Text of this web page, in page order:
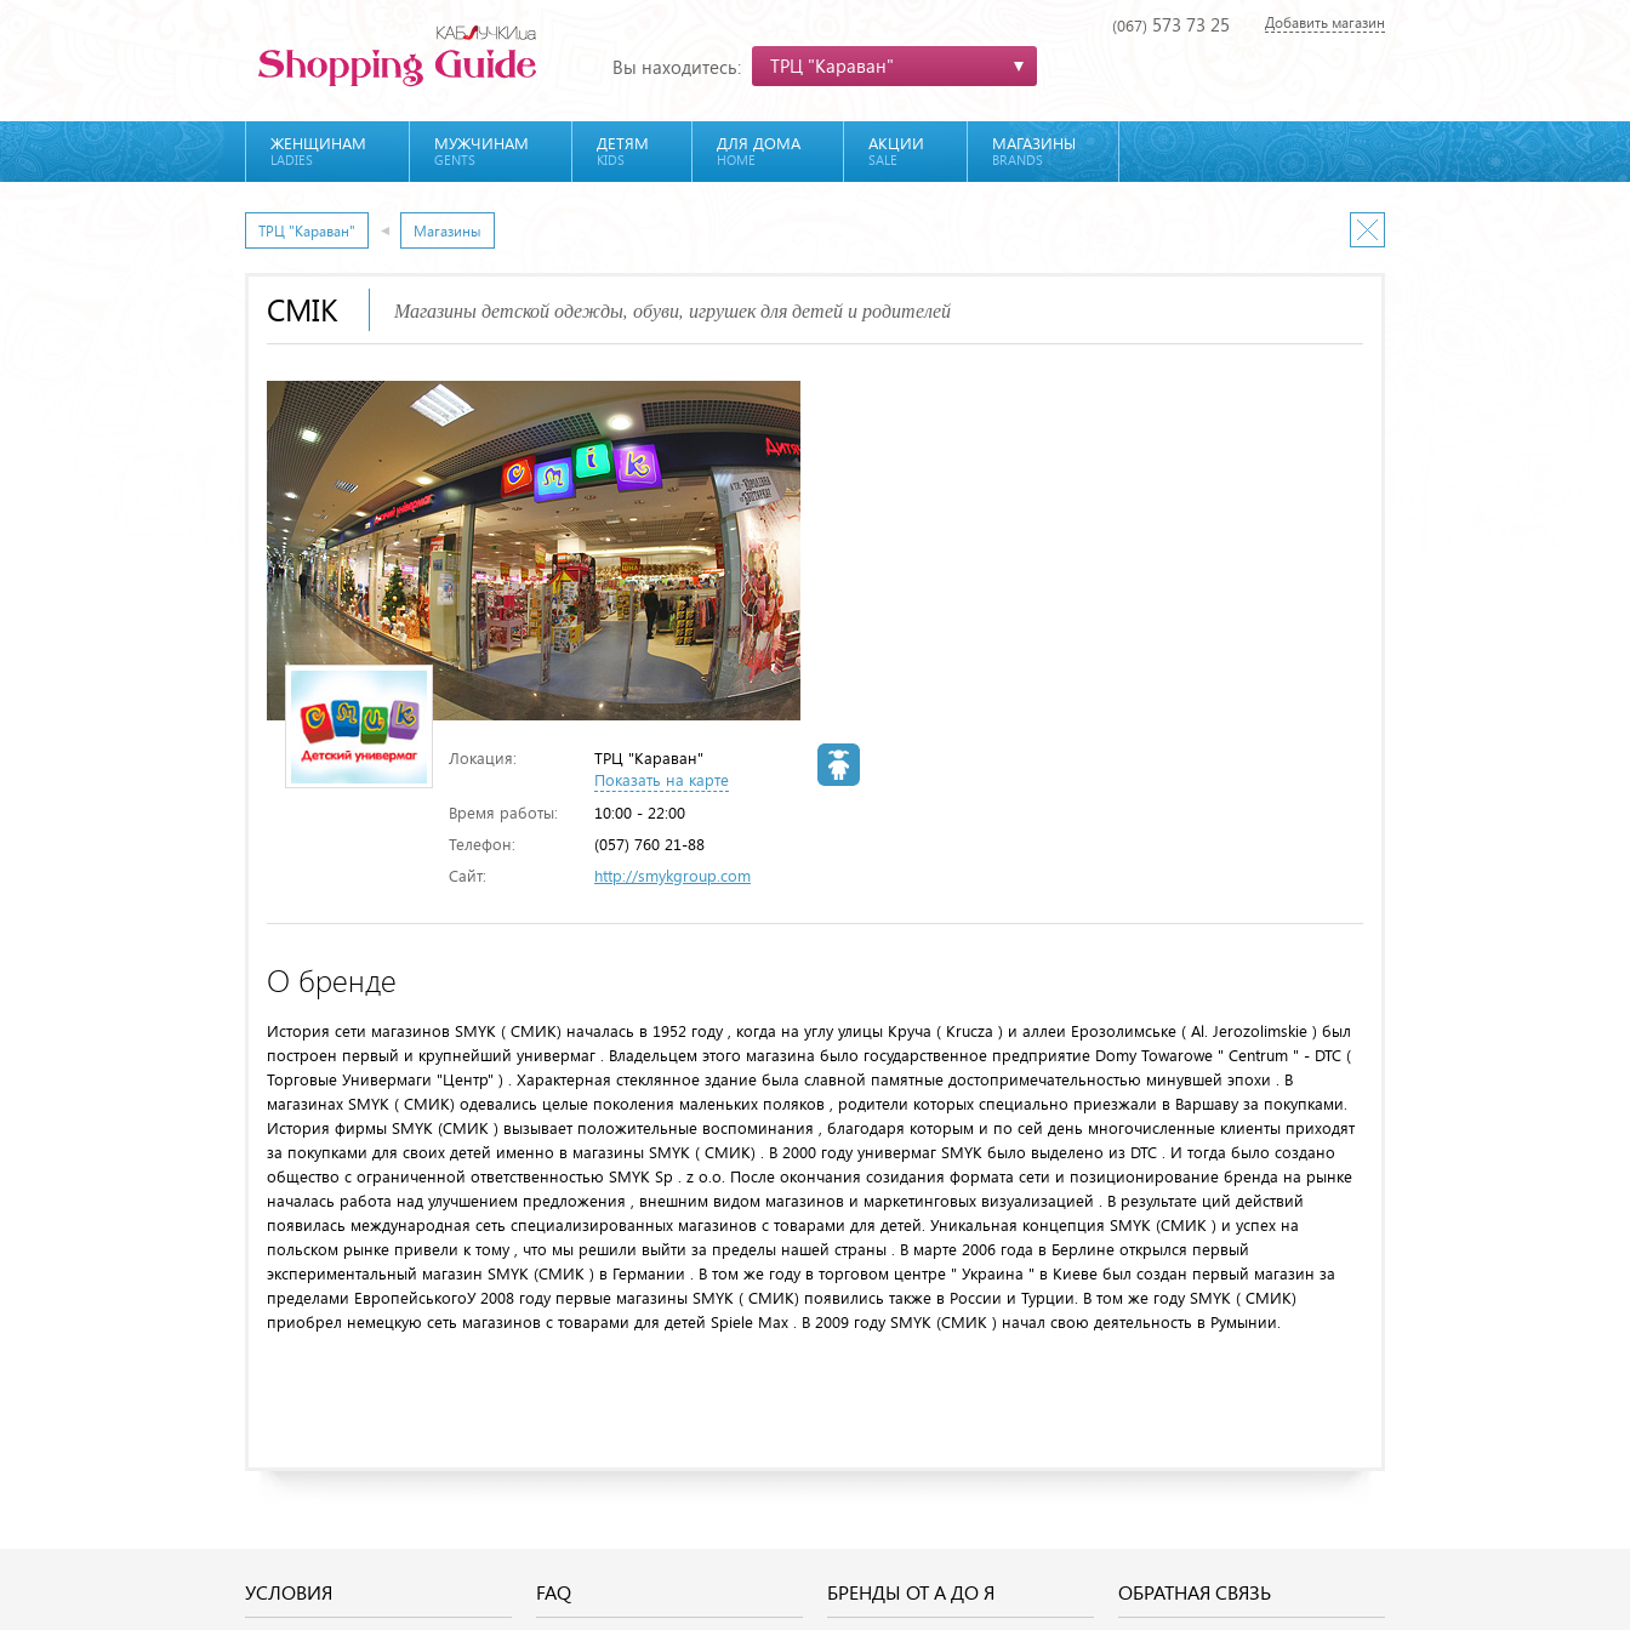
Вы находитесь: ТРЦ "Караван"
(067) 573 73 25 Добавить магазин
ЖЕНЩИНАМ
LADIES
МУЖЧИНАМ
GENTS
ДЕТЯМ
KIDS
ДЛЯ ДОМА
HOME
АКЦИИ
SALE
МАГАЗИНЫ
BRANDS
ТРЦ "Караван" Магазины
СМІК Магазины детской одежды, обуви, игрушек для детей и родителей
Локация:
ТРЦ "Караван"
Показать на карте
Время работы:
10:00 - 22:00
Телефон:
(057) 760 21-88
Сайт:
http://smykgroup.com
О бренде
История сети магазинов SMYK ( СМИК) началась в 1952 году , когда на углу улицы Круча ( Krucza ) и аллеи Ерозолимське ( Al. Jerozolimskie ) был
построен первый и крупнейший универмаг . Владельцем этого магазина было государственное предприятие Domy Towarowe " Centrum " - DTC (
Торговые Универмаги "Центр" ) . Характерная стеклянное здание была славной памятные достопримечательностью минувшей эпохи . В
магазинах SMYK ( СМИК) одевались целые поколения маленьких поляков , родители которых специально приезжали в Варшаву за покупками.
История фирмы SMYK (СМИК ) вызывает положительные воспоминания , благодаря которым и по сей день многочисленные клиенты приходят
за покупками для своих детей именно в магазины SMYK ( СМИК) . В 2000 году универмаг SMYK было выделено из DTC . И тогда было создано
общество с ограниченной ответственностью SMYK Sp . z o.o. После окончания созидания формата сети и позиционирование бренда на рынке
началась работа над улучшением предложения , внешним видом магазинов и маркетинговых визуализацией . В результате ций действий
появилась международная сеть специализированных магазинов с товарами для детей. Уникальная концепция SMYK (СМИК ) и успех на
польском рынке привели к тому , что мы решили выйти за пределы нашей страны . В марте 2006 года в Берлине открылся первый
экспериментальный магазин SMYK (СМИК ) в Германии . В том же году в торговом центре " Украина " в Киеве был создан первый магазин за
пределами ЕвропейськогоУ 2008 году первые магазины SMYK ( СМИК) появились также в России и Турции. В том же году SMYK ( СМИК)
приобрел немецкую сеть магазинов с товарами для детей Spiele Max . В 2009 году SMYK (СМИК ) начал свою деятельность в Румынии.
УСЛОВИЯ FAQ БРЕНДЫ ОТ А ДО Я ОБРАТНАЯ СВЯЗЬ